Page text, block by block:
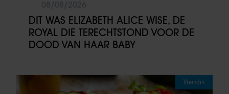
DIT WAS ELIZABETH ALICE WISE, DE
ROYAL DIE TERECHTSTOND VOOR DE
DOOD VAN HAAR BABY
Vriendin